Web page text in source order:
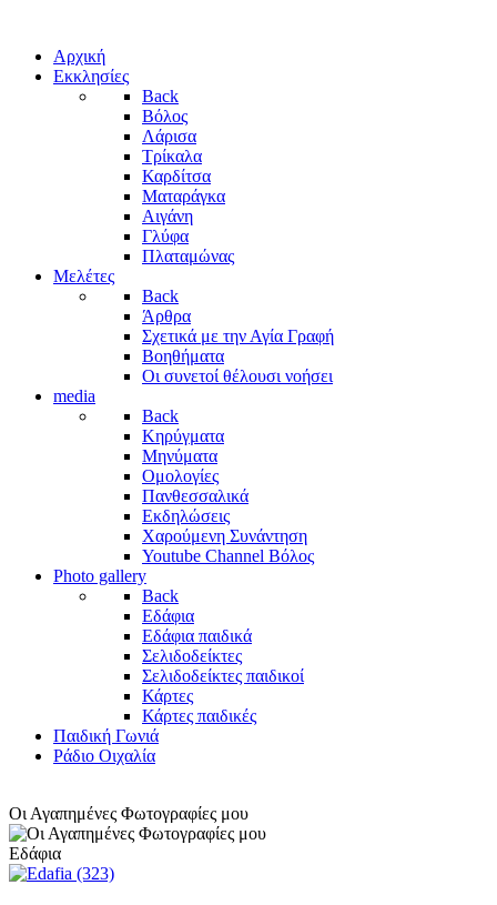
Αρχική
Εκκλησίες
Back
Βόλος
Λάρισα
Τρίκαλα
Καρδίτσα
Ματαράγκα
Αιγάνη
Γλύφα
Πλαταμώνας
Μελέτες
Back
Άρθρα
Σχετικά με την Αγία Γραφή
Βοηθήματα
Οι συνετοί θέλουσι νοήσει
media
Back
Κηρύγματα
Μηνύματα
Ομολογίες
Πανθεσσαλικά
Εκδηλώσεις
Χαρούμενη Συνάντηση
Youtube Channel Βόλος
Photo gallery
Back
Εδάφια
Εδάφια παιδικά
Σελιδοδείκτες
Σελιδοδείκτες παιδικοί
Κάρτες
Κάρτες παιδικές
Παιδική Γωνιά
Ράδιο Οιχαλία
Οι Αγαπημένες Φωτογραφίες μου
Εδάφια